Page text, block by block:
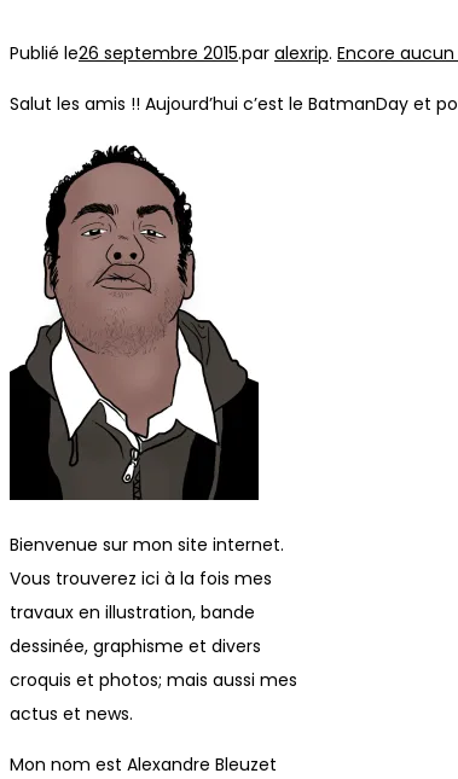
Publié le26 septembre 2015.par alexrip. Encore
Salut les amis !! Aujourd’hui c’est le BatmanDay et
Bienvenue sur mon site internet.
Vous trouverez ici à la fois mes
travaux en illustration, bande
dessinée, graphisme et divers
croquis et photos; mais aussi mes
actus et news.
Mon nom est Alexandre Bleuzet